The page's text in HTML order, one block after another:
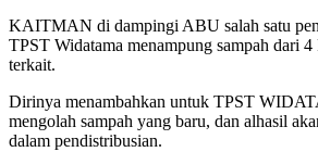
KAITMAN di dampingi ABU salah satu
TPST Widatama menampung sampah dari
terkait.
Dirinya menambahkan untuk TPST
mengolah sampah yang baru, dan alhasil
dalam pendistribusian.